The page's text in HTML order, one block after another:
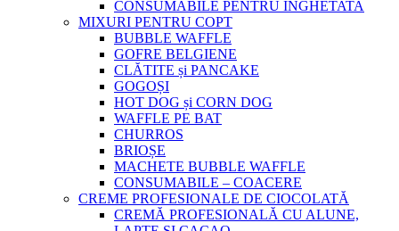
CONSUMABILE PENTRU INGHETATA
MIXURI PENTRU COPT
BUBBLE WAFFLE
GOFRE BELGIENE
CLĂTITE și PANCAKE
GOGOȘI
HOT DOG și CORN DOG
WAFFLE PE BAT
CHURROS
BRIOȘE
MACHETE BUBBLE WAFFLE
CONSUMABILE – COACERE
CREME PROFESIONALE DE CIOCOLATĂ
CREMĂ PROFESIONALĂ CU ALUNE,